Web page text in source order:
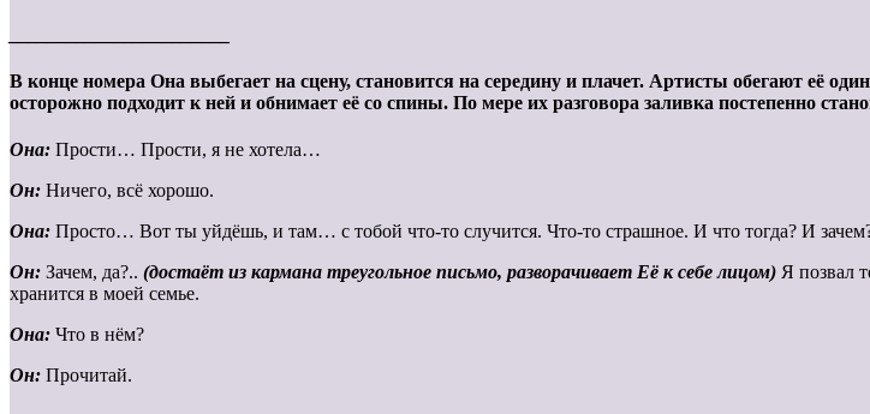
В конце номера Она выбегает на сцену, становится на середину и плачет. Артисты обегают её
осторожно подходит к ней и обнимает её со спины. По мере их разговора заливка постепенно
Она: Прости… Прости, я не хотела…
Он: Ничего, всё хорошо.
Она: Просто… Вот ты уйдёшь, и там… с тобой что-то случится. Что-то страшное. И что тогда? И
Он: Зачем, да?.. (достаёт из кармана треугольное письмо, разворачивает Её к себе лицом) Я позвал
хранится в моей семье.
Она: Что в нём?
Он: Прочитай.